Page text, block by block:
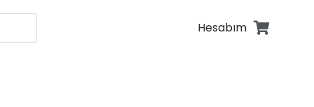
Hesabım